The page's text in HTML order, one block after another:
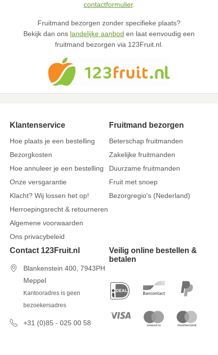
contactformulier.
Fruitmand bezorgen zonder specifieke plaats?
Bekijk dan ons landelijke aanbod en laat eenvoudig een
fruitmand bezorgen via 123Fruit.nl.
Klantenservice
Hoe plaats je een bestelling
Bezorgkosten
Hoe annuleer je een bestelling
Onze versgarantie
Klacht? Wij lossen het op!
Herroepingsrecht & retourneren
Algemene voorwaarden
Ons privacybeleid
Fruitmand bezorgen
Beterschap fruitmanden
Zakelijke fruitmanden
Duurzame fruitmanden
Fruit met snoep
Bezorgregio's (Nederland)
Contact 123Fruit.nl
Blankenstein 400, 7943PH
Meppel
Kantooradres is geen
bezoekersadres
+31 (0)85 - 025 00 58
Veilig online bestellen &
betalen